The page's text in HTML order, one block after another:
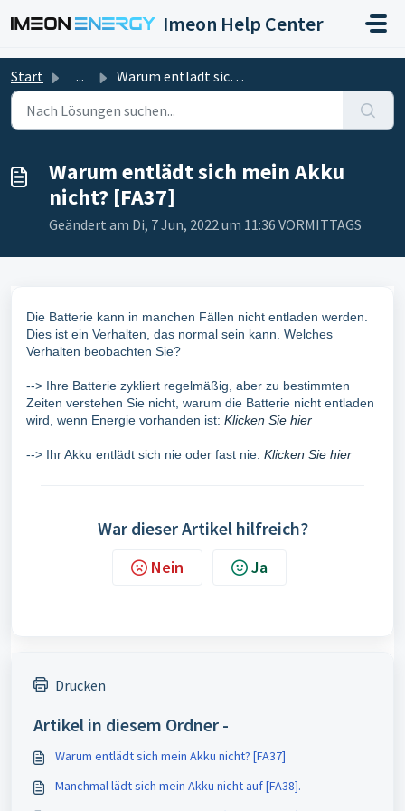
Imeon Help Center
Start ... Warum entlädt sich mein Akku nicht? [FA37]
Warum entlädt sich mein Akku
nicht? [FA37]
Geändert am Di, 7 Jun, 2022 um 11:36 VORMITTAGS
Die Batterie kann in manchen Fällen nicht entladen werden.
Dies ist ein Verhalten, das normal sein kann. Welches
Verhalten beobachten Sie?
--> Ihre Batterie zykliert regelmäßig, aber zu bestimmten
Zeiten verstehen Sie nicht, warum die Batterie nicht entladen
wird, wenn Energie vorhanden ist: Klicken Sie hier
--> Ihr Akku entlädt sich nie oder fast nie: Klicken Sie hier
War dieser Artikel hilfreich?
Nein Ja
Drucken
Artikel in diesem Ordner -
Warum entlädt sich mein Akku nicht? [FA37]
Manchmal lädt sich mein Akku nicht auf [FA38].